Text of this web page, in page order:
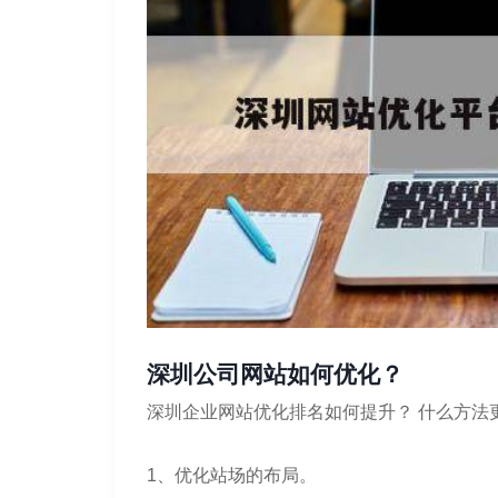
深圳公司网站如何优化？
深圳企业网站优化排名如何提升？ 什么方法
1、优化站场的布局。